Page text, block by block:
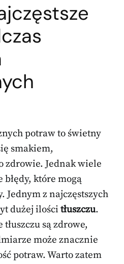
potraw to świetny
smakiem,
zdrowie. Jednak wiele
błędy, które mogą
Jednym z najczęstszych
dużej ilości tłuszczu.
są zdrowe,
może znacznie
potraw. Warto zatem